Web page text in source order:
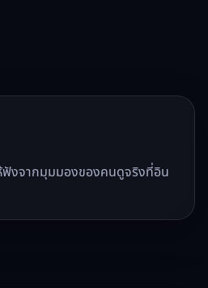
ฟังจากมุมมองของคนดูจริงที่อิน